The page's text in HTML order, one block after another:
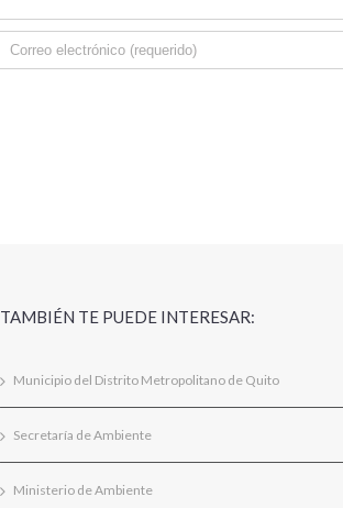
TAMBIÉN TE PUEDE INTERESAR:
Municipio del Distrito Metropolitano de Quito
Secretaría de Ambiente
Ministerio de Ambiente